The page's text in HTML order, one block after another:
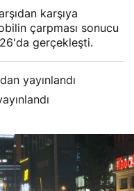
karşıya
çarpması sonucu
gerçekleşti.
yayınlandı